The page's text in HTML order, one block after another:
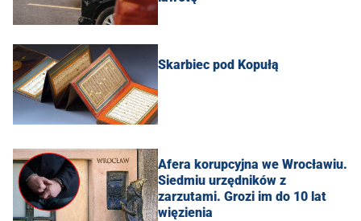
Skarbiec pod Kopułą
Afera korupcyjna we Wrocławiu.
Siedmiu urzędników z
zarzutami. Grozi im do 10 lat
więzienia